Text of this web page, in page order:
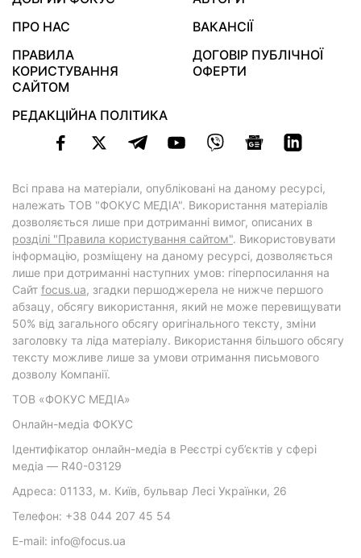
ПРО НАС
ВАКАНСІЇ
ПРАВИЛА
КОРИСТУВАННЯ
САЙТОМ
ДОГОВІР ПУБЛІЧНОЇ
ОФЕРТИ
РЕДАКЦІЙНА ПОЛІТИКА
Всі права на матеріали, опубліковані на даному ресурсі,
належать ТОВ "ФОКУС МЕДІА". Використання матеріалів
дозволяється лише при дотриманні вимог, описаних в
розділі "Правила користування сайтом". Використовувати
інформацію, розміщену на даному ресурсі, дозволяється
лише при дотриманні наступних умов: гіперпосилання на
Cайт focus.ua, згадки першоджерела не нижче першого
абзацу, обсягу використання, який не може перевищувати
50% від загального обсягу оригінального тексту, зміни
заголовку та ліда матеріалу. Використання більшого обсягу
тексту можливе лише за умови отримання письмового
дозволу Компанії.
ТОВ «ФОКУС МЕДІА»
Онлайн-медіа ФОКУС
Ідентифікатор онлайн-медіа в Реєстрі суб’єктів у сфері
медіа — R40-03129
Адреса: 01133, м. Київ, бульвар Лесі Українки, 26
Телефон: +38 044 207 45 54
E-mail: info@focus.ua